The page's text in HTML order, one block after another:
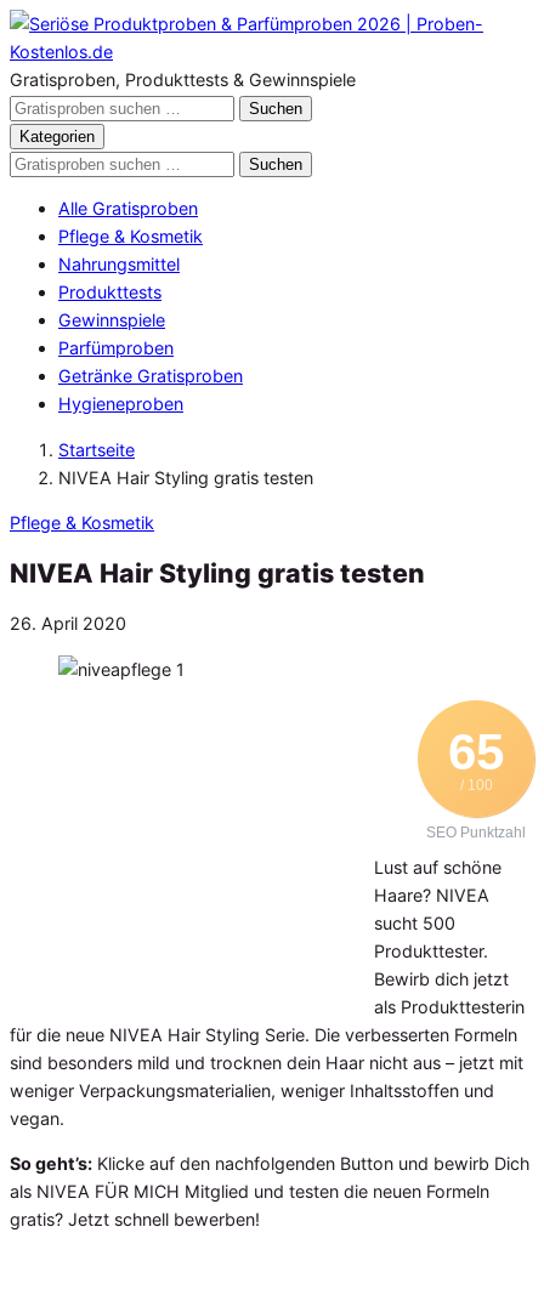
Zum
Inhalt
springen
Gratisproben, Produkttests & Gewinnspiele
Gratisproben
durchsuchen
Suchen
Kategorien
Gratisproben
Suchen
Alle Gratisproben
Pflege & Kosmetik
Nahrungsmittel
Produkttests
Gewinnspiele
Parfümproben
Getränke Gratisproben
Hygieneproben
Startseite
NIVEA Hair Styling gratis testen
Pflege & Kosmetik
NIVEA Hair Styling gratis testen
Veröffentlicht
26. April 2020
65
/ 100
SEO Punktzahl
Lust auf schöne
Haare? NIVEA
sucht 500
Produkttester.
Bewirb dich jetzt
als Produkttesterin
für die neue NIVEA Hair Styling Serie. Die verbesserten Formeln
sind besonders mild und trocknen dein Haar nicht aus – jetzt mit
weniger Verpackungsmaterialien, weniger Inhaltsstoffen und
vegan.
So geht’s: Klicke auf den nachfolgenden Button und bewirb Dich
als NIVEA FÜR MICH Mitglied und testen die neuen Formeln
gratis? Jetzt schnell bewerben!